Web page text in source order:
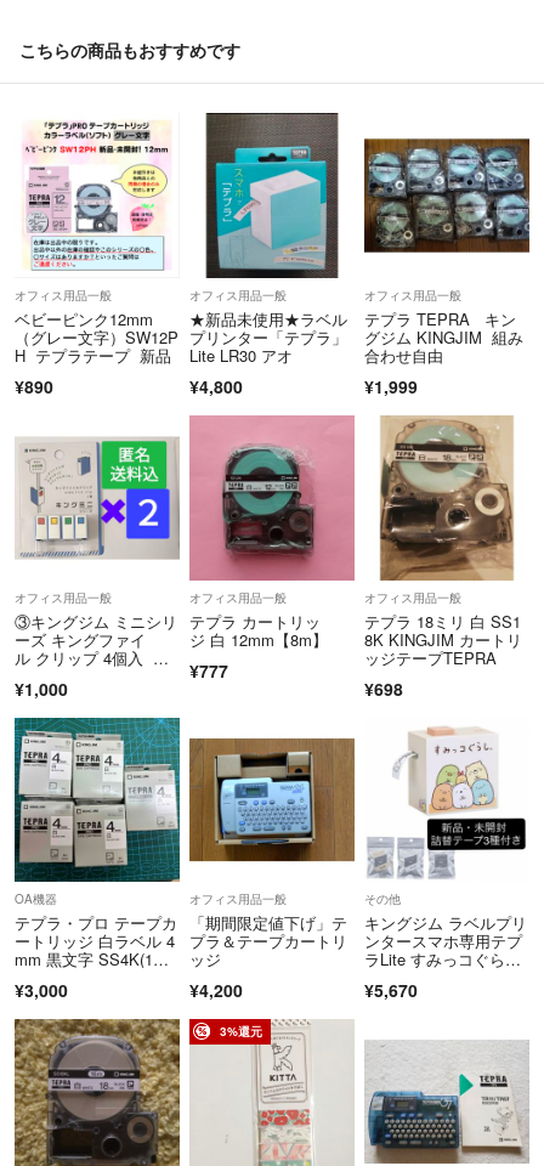
こちらの商品もおすすめです
オフィス用品一般
ベビーピンク12mm
（グレー文字）SW12P
H テプラテープ 新品
¥890
オフィス用品一般
★新品未使用★ラベル
プリンター「テプラ」
Lite LR30 アオ
¥4,800
オフィス用品一般
テプラ TEPRA キン
グジム KINGJIM 組み
合わせ自由
¥1,999
オフィス用品一般
③キングジム ミニシリ
ーズ キングファイ
ル クリップ 4個入 ２
¥1,000
オフィス用品一般
テプラ カートリッ
ジ 白 12mm【8m】
¥777
オフィス用品一般
テプラ 18ミリ 白 SS1
8K KINGJIM カートリ
ッジテープTEPRA
¥698
OA機器
テプラ・プロ テープカ
ートリッジ 白ラベル 4
mm 黒文字 SS4K(1コ
¥3,000
オフィス用品一般
「期間限定値下げ」テ
プラ＆テープカートリ
ッジ
¥4,200
その他
キングジム ラベルプリ
ンタースマホ専用テプ
ラLite すみっコぐらし
¥5,670
3%還元